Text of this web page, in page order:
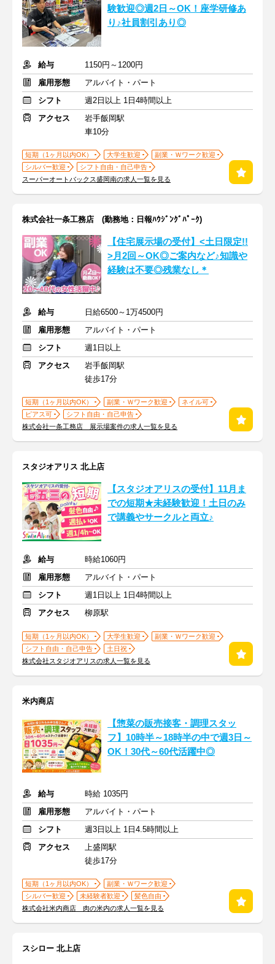
験歓迎◎週2日～OK！座学研修あ
り♪社員割引あり◎
給与
1150円～1200円
雇用形態
アルバイト・パート
シフト
週2日以上 1日4時間以上
アクセス
岩手飯岡駅
車10分
短期（1ヶ月以内OK） 大学生歓迎
副業・Ｗワーク歓迎
シルバー歓迎
シフト自由・自己申告
スーパーオートバックス盛岡南の求人一覧を見る
株式会社一条工務店 (勤務地：日報ﾊｳｼﾞﾝｸﾞﾊﾟｰｸ)
【住宅展示場の受付】<土日限定!!
>月2回～OK◎ご案内など♪知識や
経験は不要◎残業なし＊
給与
日給6500～1万4500円
雇用形態
アルバイト・パート
シフト
週1日以上
アクセス
岩手飯岡駅
徒歩17分
短期（1ヶ月以内OK） 副業・Ｗワーク歓迎
ネイル可
ピアス可
シフト自由・自己申告
株式会社一条工務店 展示場案件の求人一覧を見る
スタジオアリス 北上店
【スタジオアリスの受付】11月ま
での短期★未経験歓迎！土日のみ
で講義やサークルと両立♪
給与
時給1060円
雇用形態
アルバイト・パート
シフト
週1日以上 1日4時間以上
アクセス
柳原駅
短期（1ヶ月以内OK） 大学生歓迎
副業・Ｗワーク歓迎
シフト自由・自己申告
土日祝
株式会社スタジオアリスの求人一覧を見る
米内商店
【惣菜の販売接客・調理スタッ
フ】10時半～18時半の中で週3日～
OK！30代～60代活躍中◎
給与
時給 1035円
雇用形態
アルバイト・パート
シフト
週3日以上 1日4.5時間以上
アクセス
上盛岡駅
徒歩17分
短期（1ヶ月以内OK）
副業・Ｗワーク歓迎
シルバー歓迎
未経験者歓迎
髪色自由
株式会社米内商店 肉の米内の求人一覧を見る
スシロー 北上店